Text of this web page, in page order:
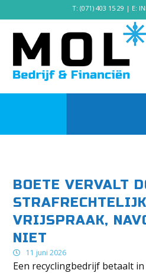
T: (071) 403 15 29 | E:
BOETE VERVALT
VRIJSPRAAK,
NIET
11 juni 2026
Een recyclingbedrijf betaalt